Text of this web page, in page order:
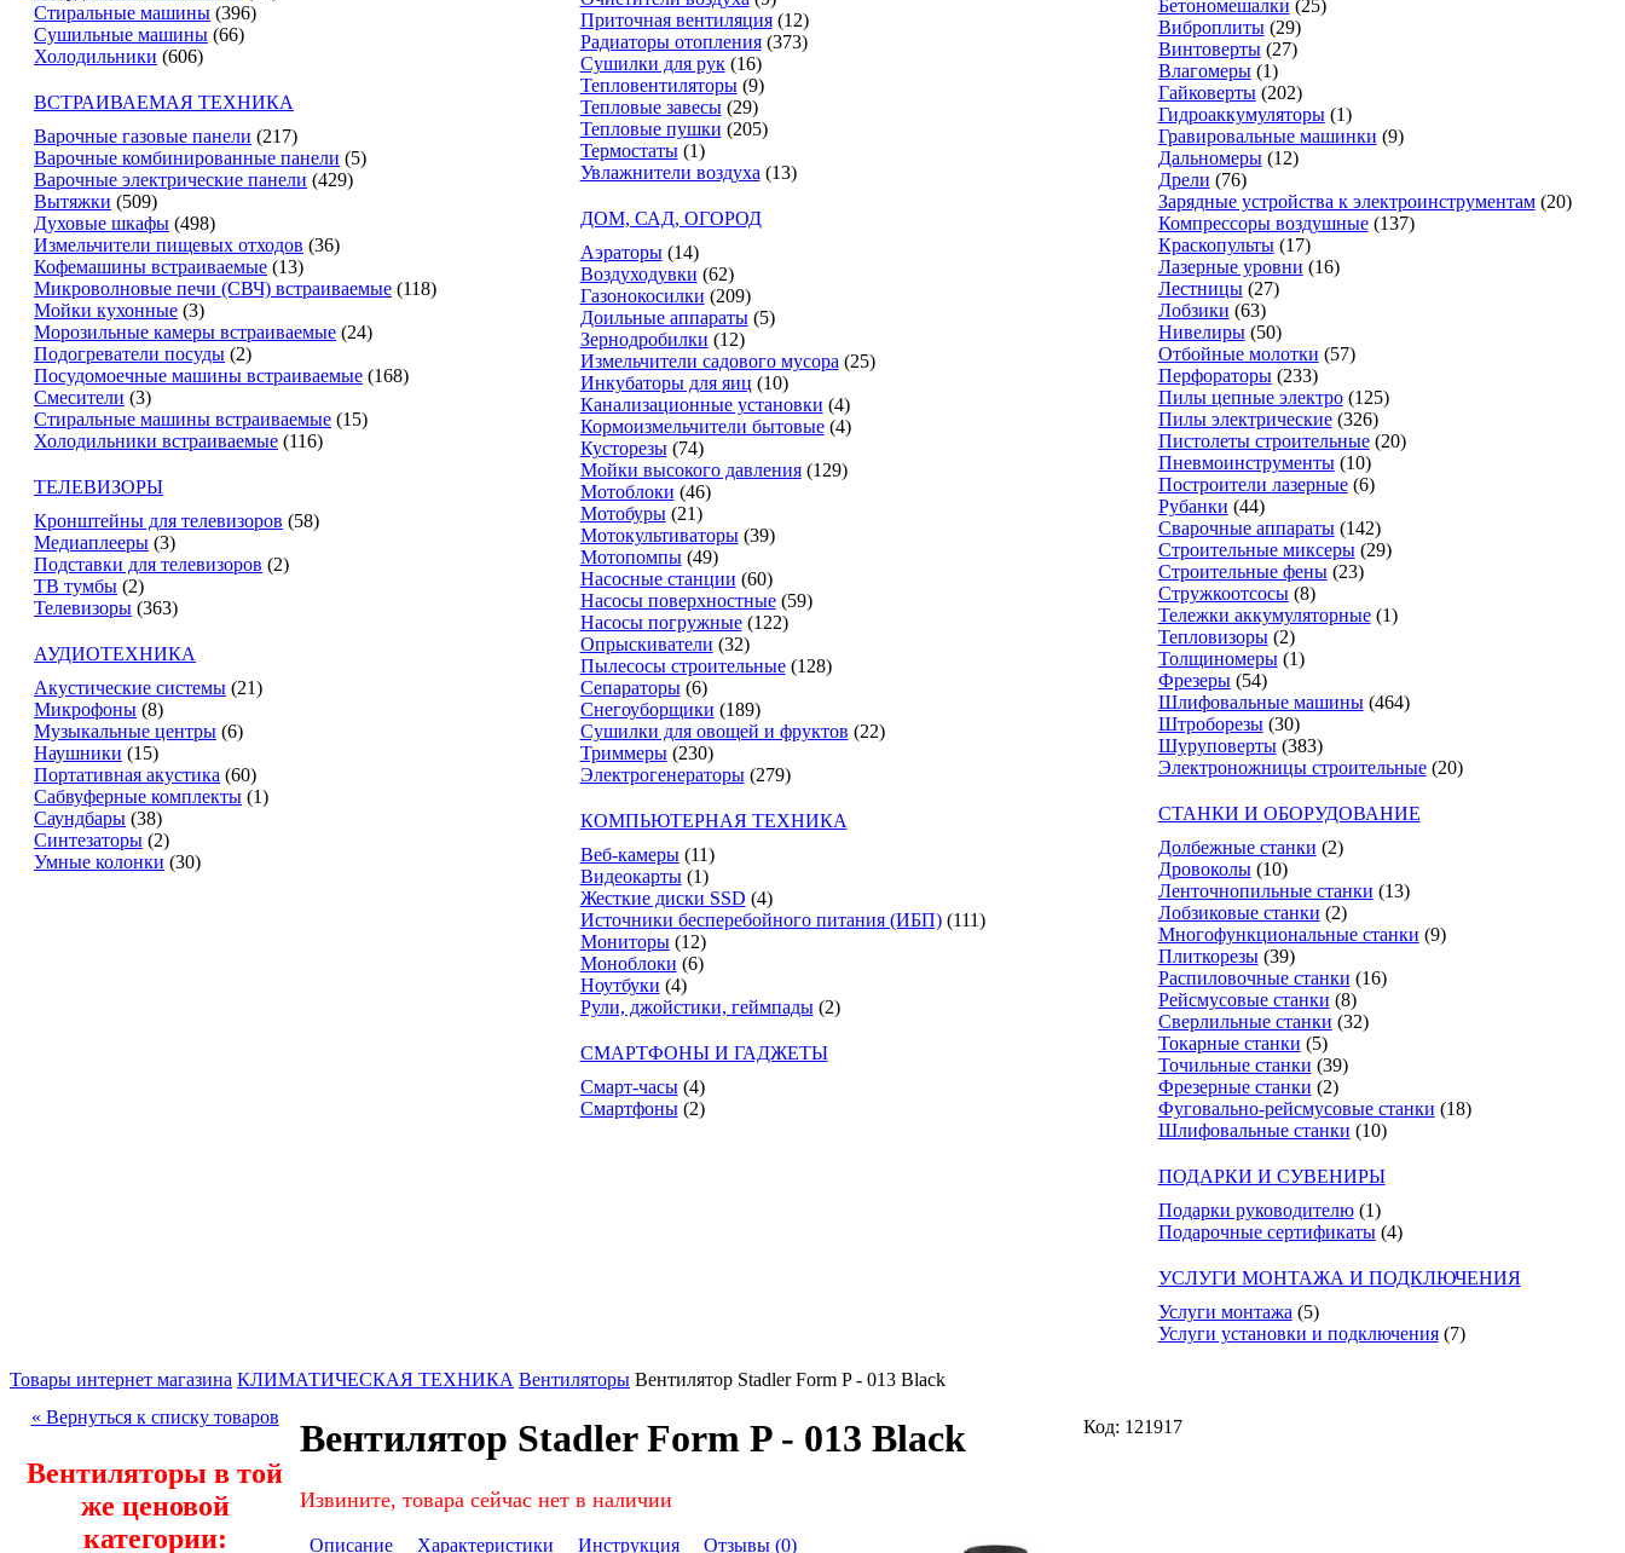
Стиральные машины (396)
Сушильные машины (66)
Холодильники (606)
ВСТРАИВАЕМАЯ ТЕХНИКА
Варочные газовые панели (217)
Варочные комбинированные панели (5)
Варочные электрические панели (429)
Вытяжки (509)
Духовые шкафы (498)
Измельчители пищевых отходов (36)
Кофемашины встраиваемые (13)
Микроволновые печи (СВЧ) встраиваемые (118)
Мойки кухонные (3)
Морозильные камеры встраиваемые (24)
Подогреватели посуды (2)
Посудомоечные машины встраиваемые (168)
Смесители (3)
Стиральные машины встраиваемые (15)
Холодильники встраиваемые (116)
ТЕЛЕВИЗОРЫ
Кронштейны для телевизоров (58)
Медиаплееры (3)
Подставки для телевизоров (2)
ТВ тумбы (2)
Телевизоры (363)
АУДИОТЕХНИКА
Акустические системы (21)
Микрофоны (8)
Музыкальные центры (6)
Наушники (15)
Портативная акустика (60)
Сабвуферные комплекты (1)
Саундбары (38)
Синтезаторы (2)
Умные колонки (30)
Приточная вентиляция (12)
Радиаторы отопления (373)
Сушилки для рук (16)
Тепловентиляторы (9)
Тепловые завесы (29)
Тепловые пушки (205)
Термостаты (1)
Увлажнители воздуха (13)
ДОМ, САД, ОГОРОД
Аэраторы (14)
Воздуходувки (62)
Газонокосилки (209)
Доильные аппараты (5)
Зернодробилки (12)
Измельчители садового мусора (25)
Инкубаторы для яиц (10)
Канализационные установки (4)
Кормоизмельчители бытовые (4)
Кусторезы (74)
Мойки высокого давления (129)
Мотоблоки (46)
Мотобуры (21)
Мотокультиваторы (39)
Мотопомпы (49)
Насосные станции (60)
Насосы поверхностные (59)
Насосы погружные (122)
Опрыскиватели (32)
Пылесосы строительные (128)
Сепараторы (6)
Снегоуборщики (189)
Сушилки для овощей и фруктов (22)
Триммеры (230)
Электрогенераторы (279)
КОМПЬЮТЕРНАЯ ТЕХНИКА
Веб-камеры (11)
Видеокарты (1)
Жесткие диски SSD (4)
Источники бесперебойного питания (ИБП) (111)
Мониторы (12)
Моноблоки (6)
Ноутбуки (4)
Рули, джойстики, геймпады (2)
СМАРТФОНЫ И ГАДЖЕТЫ
Смарт-часы (4)
Смартфоны (2)
Бетономешалки (25)
Виброплиты (29)
Винтоверты (27)
Влагомеры (1)
Гайковерты (202)
Гидроаккумуляторы (1)
Гравировальные машинки (9)
Дальномеры (12)
Дрели (76)
Зарядные устройства к электроинструментам (20)
Компрессоры воздушные (137)
Краскопульты (17)
Лазерные уровни (16)
Лестницы (27)
Лобзики (63)
Нивелиры (50)
Отбойные молотки (57)
Перфораторы (233)
Пилы цепные электро (125)
Пилы электрические (326)
Пистолеты строительные (20)
Пневмоинструменты (10)
Построители лазерные (6)
Рубанки (44)
Сварочные аппараты (142)
Строительные миксеры (29)
Строительные фены (23)
Стружкоотсосы (8)
Тележки аккумуляторные (1)
Тепловизоры (2)
Толщиномеры (1)
Фрезеры (54)
Шлифовальные машины (464)
Штроборезы (30)
Шуруповерты (383)
Электроножницы строительные (20)
СТАНКИ И ОБОРУДОВАНИЕ
Долбежные станки (2)
Дровоколы (10)
Ленточнопильные станки (13)
Лобзиковые станки (2)
Многофункциональные станки (9)
Плиткорезы (39)
Распиловочные станки (16)
Рейсмусовые станки (8)
Сверлильные станки (32)
Токарные станки (5)
Точильные станки (39)
Фрезерные станки (2)
Фуговально-рейсмусовые станки (18)
Шлифовальные станки (10)
ПОДАРКИ И СУВЕНИРЫ
Подарки руководителю (1)
Подарочные сертификаты (4)
УСЛУГИ МОНТАЖА И ПОДКЛЮЧЕНИЯ
Услуги монтажа (5)
Услуги установки и подключения (7)
Товары интернет магазина КЛИМАТИЧЕСКАЯ ТЕХНИКА Вентиляторы Вентилятор Stadler Form P - 013 Black
« Вернуться к списку товаров
Вентиляторы в той
же ценовой
категории:
Код: 121917
Вентилятор Stadler Form P - 013 Black
Извините, товара сейчас нет в наличии
Описание Характеристики Инструкция Отзывы (0)